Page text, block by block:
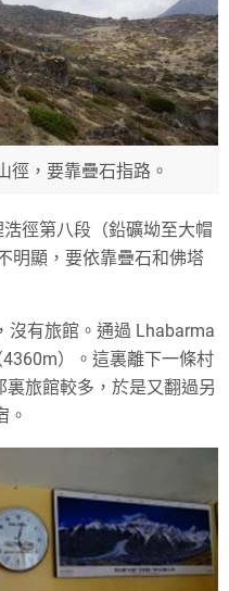
徑，要靠疊石指路。
徑第八段（鉛礦坳至大帽
明顯，要依靠疊石和佛塔
沒有旅館。通過 Lhabarma
）。這裏離下一條村
旅館較多，於是又翻過另
。